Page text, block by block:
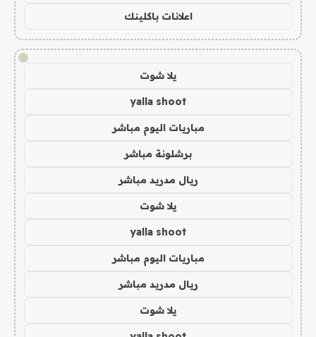
اعلانات باكلينك
!
يلا شوت
yalla shoot
مباريات اليوم مباشر
برشلونة مباشر
ريال مدريد مباشر
يلا شوت
yalla shoot
مباريات اليوم مباشر
ريال مدريد مباشر
يلا شوت